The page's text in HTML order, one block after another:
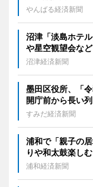
やんばる経済新聞
沼津「淡島ホテ
や星空観望会など
沼津経済新聞
墨田区役所、「
開庁前から長い列
すみだ経済新聞
浦和で「親子の
りや和太鼓楽しむ
浦和経済新聞